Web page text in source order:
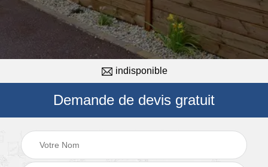
indisponible
Demande de devis gratuit